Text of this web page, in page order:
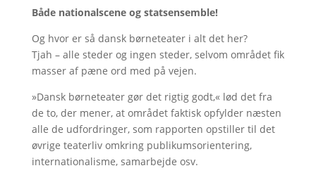
Både nationalscene og statsensemble!
Og hvor er så dansk børneteater i alt det her?
Tjah – alle steder og ingen steder, selvom området fik
masser af pæne ord med på vejen.
»Dansk børneteater gør det rigtig godt,« lød det fra
de to, der mener, at området faktisk opfylder næsten
alle de udfordringer, som rapporten opstiller til det
øvrige teaterliv omkring publikumsorientering,
internationalisme, samarbejde osv.